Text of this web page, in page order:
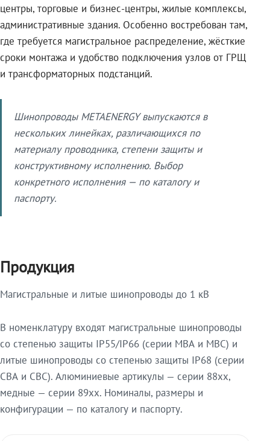
центры, торговые и бизнес-центры, жилые комплексы,
административные здания. Особенно востребован там,
где требуется магистральное распределение, жёсткие
сроки монтажа и удобство подключения узлов от ГРЩ
и трансформаторных подстанций.
Шинопроводы METAENERGY выпускаются в
нескольких линейках, различающихся по
материалу проводника, степени защиты и
конструктивному исполнению. Выбор
конкретного исполнения — по каталогу и
паспорту.
Продукция
Магистральные и литые шинопроводы до 1 кВ
В номенклатуру входят магистральные шинопроводы
со степенью защиты IP55/IP66 (серии МВА и МВС) и
литые шинопроводы со степенью защиты IP68 (серии
СВА и СВС). Алюминиевые артикулы — серии 88xx,
медные — серии 89xx. Номиналы, размеры и
конфигурации — по каталогу и паспорту.